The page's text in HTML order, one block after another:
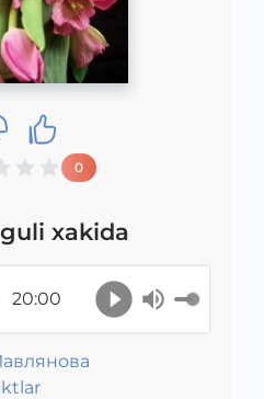
0
xakida
20:00